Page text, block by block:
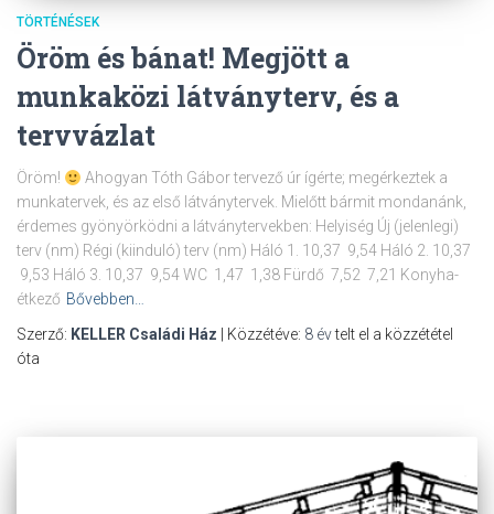
TÖRTÉNÉSEK
Öröm és bánat! Megjött a
munkaközi látványterv, és a
tervvázlat
Öröm!
Ahogyan Tóth Gábor tervező úr ígérte; megérkeztek a
munkatervek, és az első látványtervek. Mielőtt bármit mondanánk,
érdemes gyönyörködni a látványtervekben: Helyiség Új (jelenlegi)
terv (nm) Régi (kiinduló) terv (nm) Háló 1. 10,37 9,54 Háló 2. 10,37
9,53 Háló 3. 10,37 9,54 WC 1,47 1,38 Fürdő 7,52 7,21 Konyha-
étkező Bővebben…
Szerző: KELLER Családi Ház | Közzétéve: 8 évtelt el a közzététel
óta